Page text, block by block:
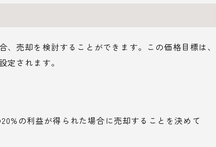
売却を検討することができます。この価格目標は、
定されます。
の利益が得られた場合に売却することを決めて